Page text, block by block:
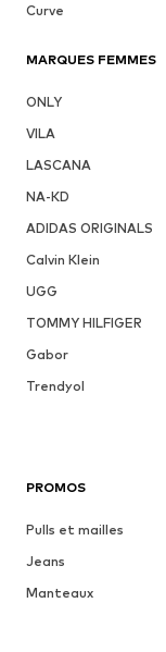
Curve
MARQUES FEMMES
ONLY
VILA
LASCANA
NA-KD
ADIDAS ORIGINALS
Calvin Klein
UGG
TOMMY HILFIGER
Gabor
Trendyol
PROMOS
Pulls et mailles
Jeans
Manteaux